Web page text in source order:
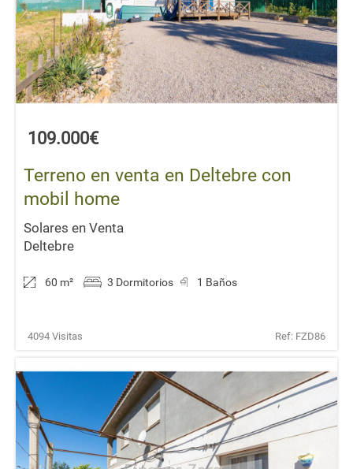
109.000€
Terreno en venta en Deltebre con
mobil home
Solares en Venta
Deltebre
60 m² 3 Dormitorios 1 Baños
4094 Visitas Ref: FZD86